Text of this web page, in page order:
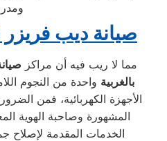
صيانة ديب فريزر
مما لا ريب فيه أن مراكز
بالغربية واحدة من النجوم
الأجهزة الكهربائية، فمن
المشهورة وصاحبة الهوية
الخدمات المقدمة لإصلاح